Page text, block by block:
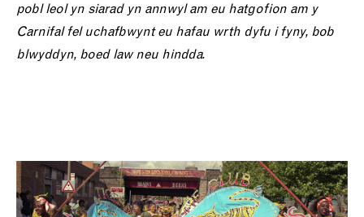
pobl leol yn siarad yn annwyl am eu hatgofion am y
Carnifal fel uchafbwynt eu hafau wrth dyfu i fyny, bob
blwyddyn, boed law neu hindda.